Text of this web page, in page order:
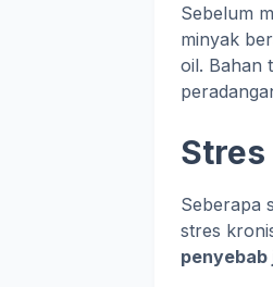
Sebelum
minyak
oil. Bahan
Stres
Seberapa
stres